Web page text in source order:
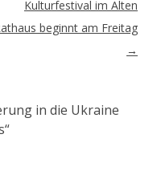
Kulturfestival im Alten
beginnt am Freitag
→
in die Ukraine
“